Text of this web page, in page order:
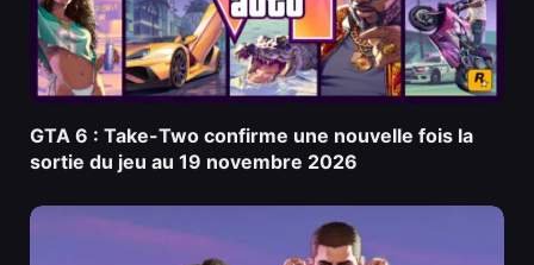
GTA 6 : Take-Two confirme une nouvelle fois la
sortie du jeu au 19 novembre 2026